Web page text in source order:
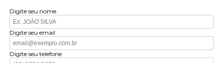
Digite seu nome
Digite seu email
Digite seu telefone